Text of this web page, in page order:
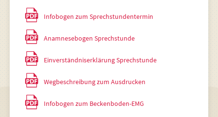
Infobogen zum Sprechstundentermin
Anamnesebogen Sprechstunde
Einverständniserklärung Sprechstunde
Wegbeschreibung zum Ausdrucken
Infobogen zum Beckenboden-EMG